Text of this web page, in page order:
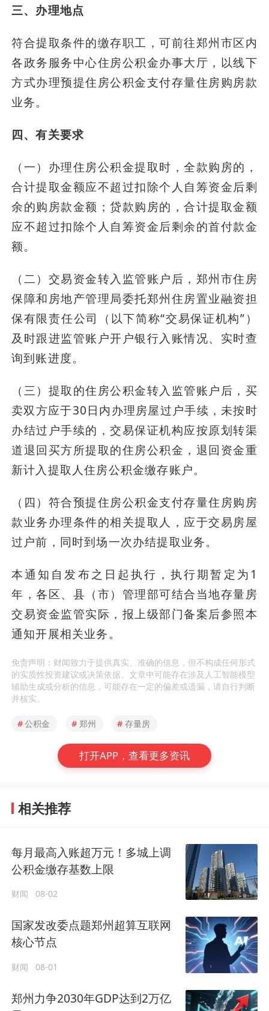
三、办理地点
符合提取条件的缴存职工，可前往郑州市区内
各政务服务中心住房公积金办事大厅，以线下
方式办理预提住房公积金支付存量住房购房款
业务。
四、有关要求
（一）办理住房公积金提取时，全款购房的，
合计提取金额应不超过扣除个人自筹资金后剩
余的购房款金额；贷款购房的，合计提取金额
应不超过扣除个人自筹资金后剩余的首付款金
额。
（二）交易资金转入监管账户后，郑州市住房
保障和房地产管理局委托郑州住房置业融资担
保有限责任公司（以下简称“交易保证机构”）
及时跟进监管账户开户银行入账情况、实时查
询到账进度。
（三）提取的住房公积金转入监管账户后，买
卖双方应于30日内办理房屋过户手续，未按时
办结过户手续的，交易保证机构应按原划转渠
道退回买方所提取的住房公积金，退回资金重
新计入提取人住房公积金缴存账户。
（四）符合预提住房公积金支付存量住房购房
款业务办理条件的相关提取人，应于交易房屋
过户前，同时到场一次办结提取业务。
本通知自发布之日起执行，执行期暂定为1
年，各区、县（市）管理部可结合当地存量房
交易资金监管实际，报上级部门备案后参照本
通知开展相关业务。
免责声明：财闻致力于提供真实、准确的信息，但不构成任何形式
的实质性投资建议或决策依据。文章中可能存在涉及人工智能模型
辅助生成或分析的信息，可能存在一定的偏差或遗漏，请自行判断
并核实。
#公积金 # 郑州 # 存量房
打开APP，查看更多资讯
相关推荐
每月最高入账超万元！多城上调
公积金缴存基数上限
财闻 08-02
国家发改委点题郑州超算互联网
核心节点
财闻 08-01
郑州力争2030年GDP达到2万亿